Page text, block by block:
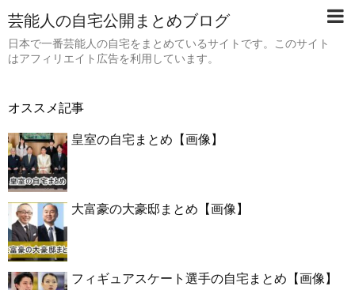
芸能人の自宅公開まとめブログ
日本で一番芸能人の自宅をまとめているサイトです。このサイト
はアフィリエイト広告を利用しています。
オススメ記事
皇室の自宅まとめ【画像】
大富豪の大豪邸まとめ【画像】
フィギュアスケート選手の自宅まとめ【画像】